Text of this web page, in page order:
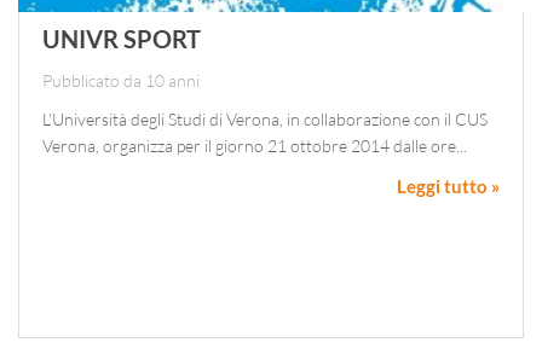
UNIVR SPORT
Pubblicato da 10 anni
L'Università degli Studi di Verona, in collaborazione con il CUS
Verona, organizza per il giorno 21 ottobre 2014 dalle ore...
Leggi tutto »